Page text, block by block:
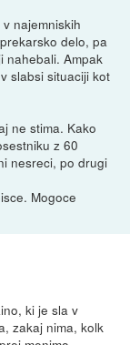
najemniskih
delo, pa
nahebali. Ampak
slabsi situaciji kot
ne stima. Kako
z 60
nesreci, po drugi
Mogoce
ki je sla v
zakaj nima, kolk